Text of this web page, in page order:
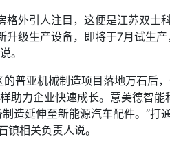
引人注目，这便是江苏双士
级生产设备，即将于7月试生
。
亚机械制造项目落地万石后
助力企业快速成长。意美德智
造延伸至新能源汽车配件。“
镇相关负责人说。